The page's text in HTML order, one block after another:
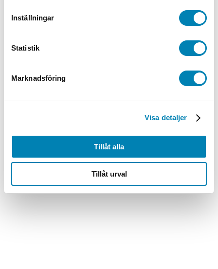
Inställningar
Statistik
Marknadsföring
Visa detaljer
Tillåt alla
Tillåt urval